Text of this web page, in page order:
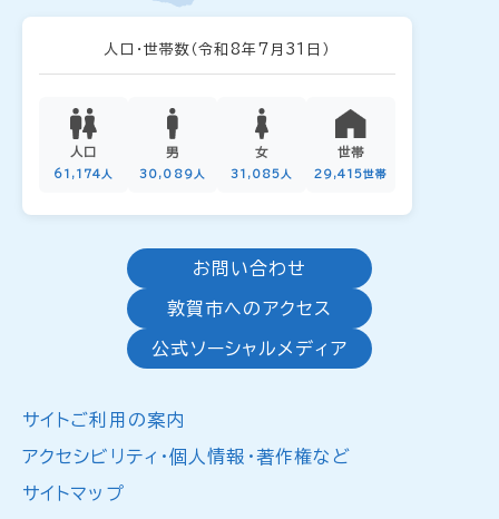
人口・世帯数 （令和8年7月31日）
人口
61,174人
男
30,089人
女
31,085人
世帯
29,415世帯
お問い合わせ
敦賀市へのアクセス
公式ソーシャルメディア
サイトご利用の案内
アクセシビリティ・個人情報・著作権など
サイトマップ